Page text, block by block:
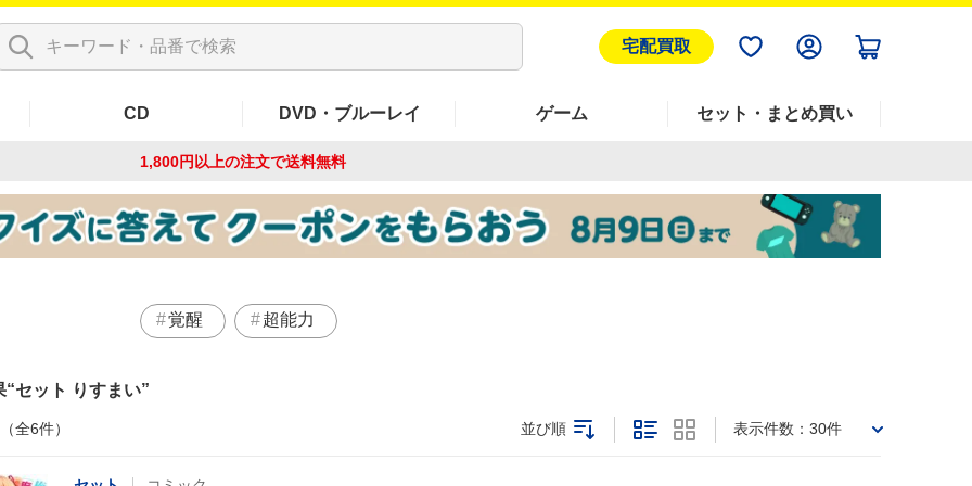
宅配買取
CD DVD・ブルーレイ ゲーム セット・まとめ買い
1,800円以上の注文で送料無料
覚醒 超能力
セット りすまい
全6件） 並び順 表示件数： 30件